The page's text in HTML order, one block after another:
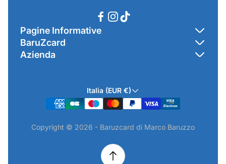
Pagine Informative
Contatti
Termini & Condizioni
Informativa Prodotti ExtraEU
BaruZcard
Chi-sono
Scopri il Negozio Fisico !
Azienda
Indirizzo Negozio: Via Luigi Valentini 1a Traversa - SNC
19021 Arcola (SP)
P.IVA.: 01520250117
Italia (EUR €)
Copyright © 2026 - Baruzcard di Marco Baruzzo